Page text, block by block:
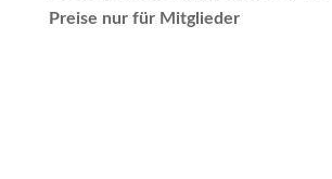
Preise nur für Mitglieder